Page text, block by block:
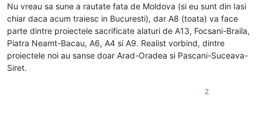
Nu vreau sa sune a rautate fata de Moldova (si eu sunt din Iasi
chiar daca acum traiesc in Bucuresti), dar A8 (toata) va face
parte dintre proiectele sacrificate alaturi de A13, Focsani-Braila,
Piatra Neamt-Bacau, A6, A4 si A9. Realist vorbind, dintre
proiectele noi au sanse doar Arad-Oradea si Pascani-Suceava-
Siret.
2